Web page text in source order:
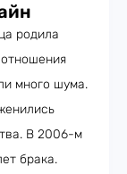
родила
много шума.
В 2006-м
брака.